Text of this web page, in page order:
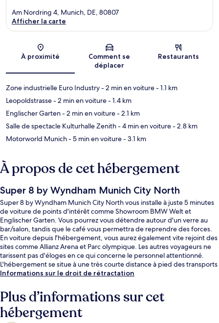
Carte
Am Nordring 4, Munich, DE, 80807
Afficher la carte
À proximité
Comment se
déplacer
Restaurants
Zone industrielle Euro Industry- 2 min en voiture- 1.1 km
Leopoldstrasse- 2 min en voiture- 1.4 km
Englischer Garten- 2 min en voiture- 2.1 km
Salle de spectacle Kulturhalle Zenith- 4 min en voiture- 2.8 km
Motorworld Munich- 5 min en voiture- 3.1 km
À propos de cet hébergement
Super 8 by Wyndham Munich City North
Super 8 by Wyndham Munich City North vous installe à juste 5 minutes
de voiture de points d'intérêt comme Showroom BMW Welt et
Englischer Garten. Vous pourrez vous détendre autour d'un verre au
bar/salon, tandis que le café vous permettra de reprendre des forces.
En voiture depuis l'hébergement, vous aurez également vite rejoint des
sites comme Allianz Arena et Parc olympique. Les autres voyageurs ne
tarissent pas d'éloges en ce qui concerne le personnel attentionné.
L'hébergement se situe à une très courte distance à pied des transports
publics : Arrêt de tram Schwabing Nord se trouve à 3 min et Arrêt de
Informations sur le droit de rétractation
Plus d’informations sur cet
hébergement